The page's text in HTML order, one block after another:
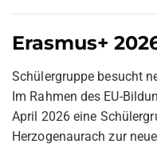
Erasmus+
Schülergruppe besucht
Im Rahmen des EU-
April 2026 eine
Herzogenaurach zur